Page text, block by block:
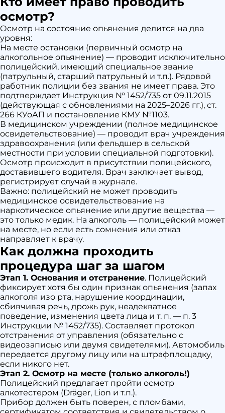
осмотр?
Осмотр на состояние опьянения делится на два
уровня:
На месте остановки (первичный осмотр на
алкогольное опьянение) — проводит исключительно
полицейский, имеющий специальное звание
(патрульный, старший патрульный и т.п.). Рядовой
работник полиции без звания не имеет права. Это
подтверждает Инструкция № 1452/735 от 09.11.2015
(действующая с обновлениями на 2025–2026 гг.), ст.
266 КУоАП и постановление КМУ №1103.
В медицинском учреждении (полное медицинское
освидетельствование) — проводит врач учреждения
здравоохранения (или фельдшер в сельской
местности при условии специальной подготовки).
Осмотр происходит в присутствии полицейского,
доставившего водителя. Врач заключает вывод,
регистрирует случай в журнале.
Важно: полицейский не может проводить
медицинское освидетельствование на
наркотическое опьянение или другие вещества —
это только медик. На алкоголь — полицейский может
на месте, но если есть сомнения или отказ
направляет к врачу.
Как должна проходить
процедура шаг за шагом
Этап 1. Основания и отстранение. Полицейский
фиксирует хотя бы один признак опьянения (запах
алкоголя изо рта, нарушение координации,
сбивчивая речь, дрожь рук, неадекватное
поведение, изменения цвета лица и т. п. — п. 3
Инструкции № 1452/735). Составляет протокол
отстранения от управления (обязательно с
видеозаписью или двумя свидетелями). Автомобиль
передается другому лицу или на штрафплощадку,
если никого нет.
Этап 2. Осмотр на месте (только алкоголь!)
Полицейский предлагает пройти осмотр
алкотестером (Dräger, Lion и т.п.).
Прибор должен быть поверен, с пломбами,